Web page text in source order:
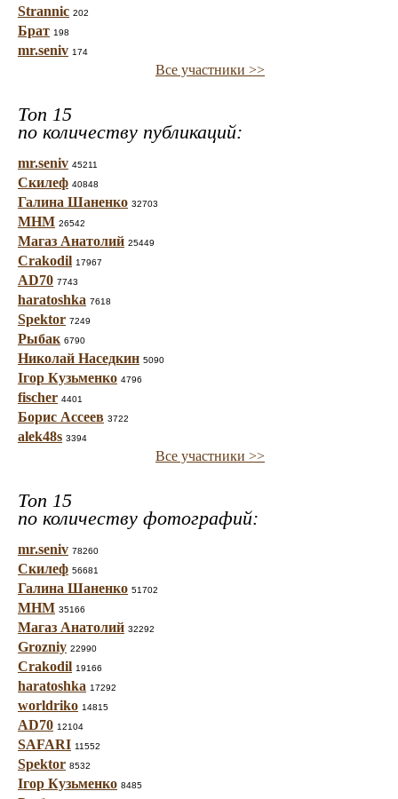
Strannic 202
Брат 198
mr.seniv 174
Все участники >>
Топ 15
по количеству публикаций:
mr.seniv 45211
Скилеф 40848
Галина Шаненко 32703
МНМ 26542
Магаз Анатолий 25449
Crakodil 17967
AD70 7743
haratoshka 7618
Spektor 7249
Рыбак 6790
Николай Наседкин 5090
Ігор Кузьменко 4796
fischer 4401
Борис Ассеев 3722
alek48s 3394
Все участники >>
Топ 15
по количеству фотографий:
mr.seniv 78260
Скилеф 56681
Галина Шаненко 51702
МНМ 35166
Магаз Анатолий 32292
Grozniy 22990
Crakodil 19166
haratoshka 17292
worldriko 14815
AD70 12104
SAFARI 11552
Spektor 8532
Ігор Кузьменко 8485